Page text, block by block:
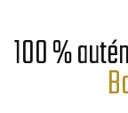
100 %